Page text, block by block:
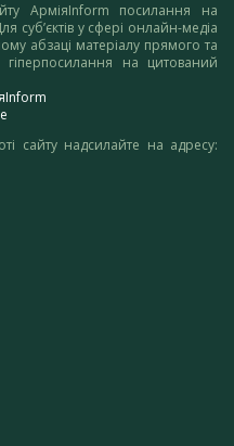
АрміяInform посилання на
суб’єктів у сфері онлайн-медіа
абзаці матеріалу прямого та
на цитований
сайту надсилайте на адресу: